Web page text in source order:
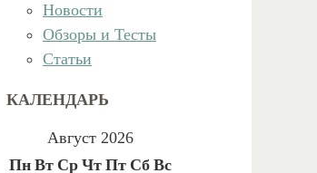
Новости
Обзоры и Тесты
Статьи
КАЛЕНДАРЬ
Август 2026
Пн Вт Ср Чт Пт Сб Вс